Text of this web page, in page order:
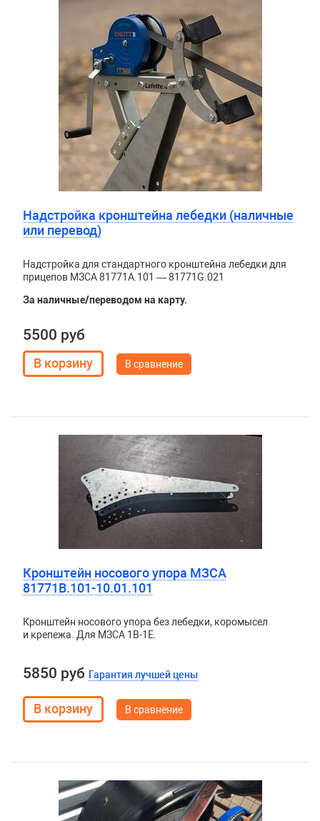
Надстройка кронштейна лебедки (наличные
или перевод)
Надстройка для стандартного кронштейна лебедки для
прицепов МЗСА 81771A.101 — 81771G.021
За наличные/переводом на карту.
5500 руб
В сравнение
Кронштейн носового упора МЗСА
81771В.101-10.01.101
Кронштейн носового упора без лебедки, коромысел
и крепежа. Для МЗСА 1B-1E.
5850 руб Гарантия лучшей цены
В сравнение